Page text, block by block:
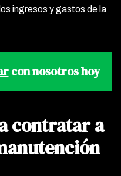
ingresos y gastos de la
con nosotros hoy
contratar a